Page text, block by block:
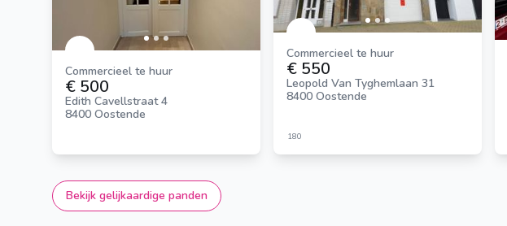
Commercieel te huur
€ 500
Edith Cavellstraat 4
8400 Oostende
Commercieel te huur
€ 550
Leopold Van Tyghemlaan 31
8400 Oostende
180
Bekijk gelijkaardige panden